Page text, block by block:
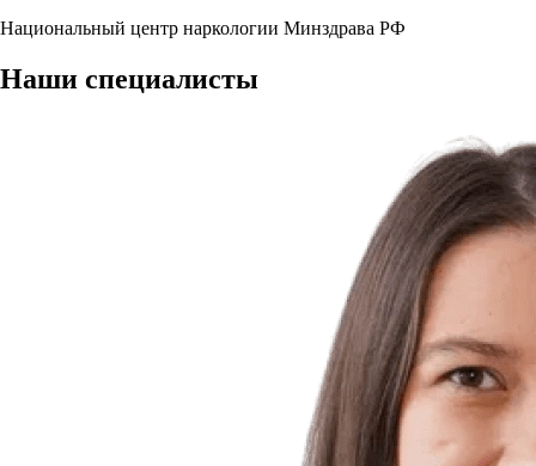
Национальный центр наркологии Минздрава РФ
Наши специалисты